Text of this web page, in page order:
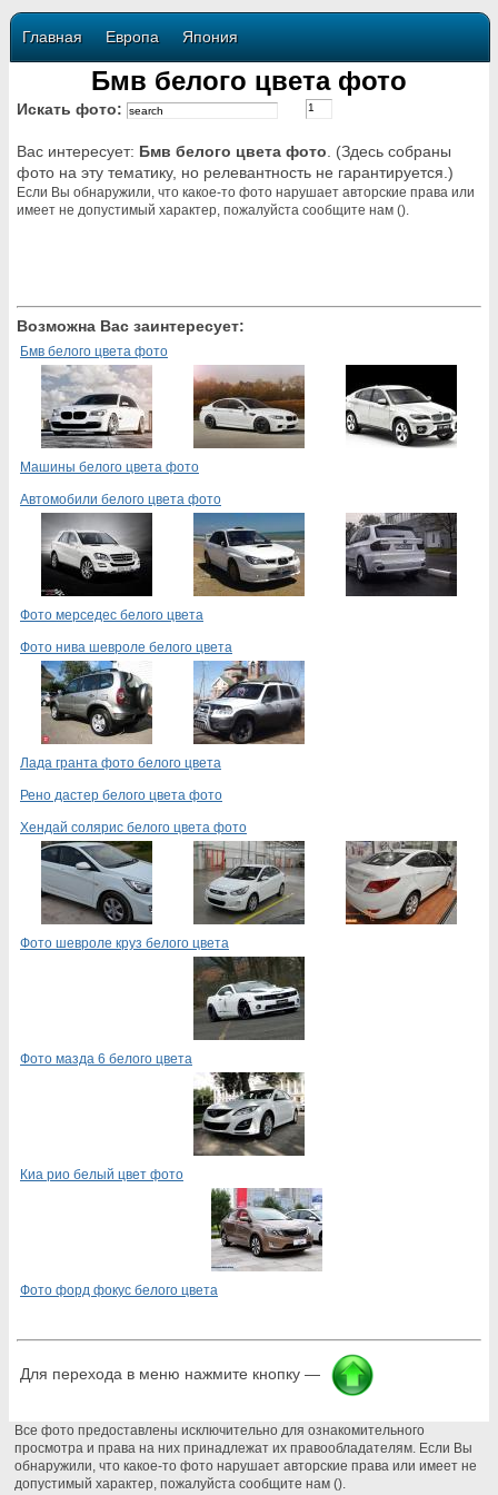
Главная Европа Япония
Бмв белого цвета фото
Искать фото:
Вас интересует: Бмв белого цвета фото . (Здесь собраны
фото на эту тематику, но релевантность не гарантируется.)
Если Вы обнаружили, что какое-то фото нарушает авторские права или
имеет не допустимый характер, пожалуйста сообщите нам ().
Возможна Вас заинтересует:
Бмв белого цвета фото
Машины белого цвета фото
Автомобили белого цвета фото
Фото мерседес белого цвета
Фото нива шевроле белого цвета
Лада гранта фото белого цвета
Рено дастер белого цвета фото
Хендай солярис белого цвета фото
Фото шевроле круз белого цвета
Фото мазда 6 белого цвета
Киа рио белый цвет фото
Фото форд фокус белого цвета
Для перехода в меню нажмите кнопку —
Все фото предоставлены исключительно для ознакомительного
просмотра и права на них принадлежат их правообладателям. Если Вы
обнаружили, что какое-то фото нарушает авторские права или имеет не
допустимый характер, пожалуйста сообщите нам ().